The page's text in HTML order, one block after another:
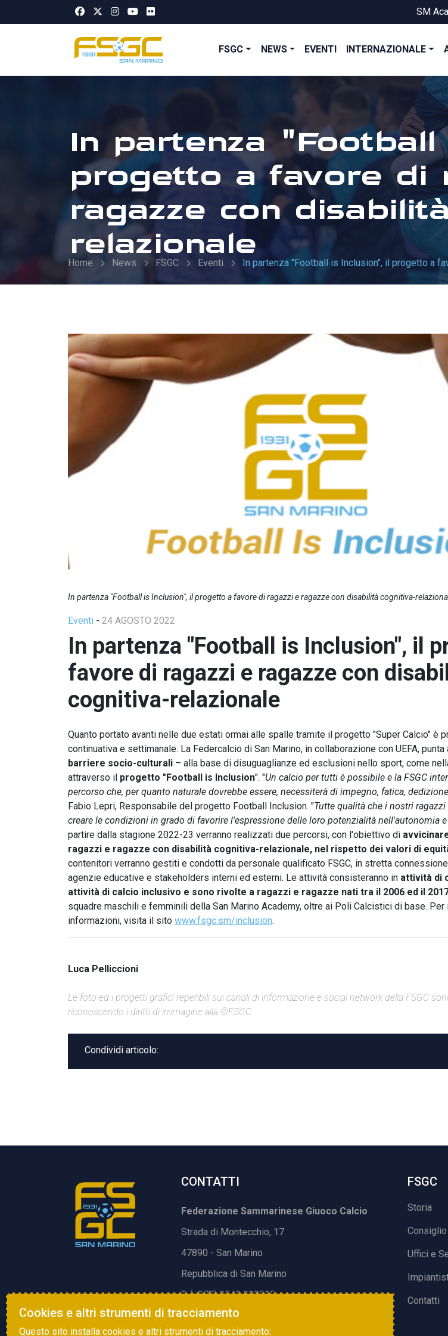
SM
FSGC NEWS EVENTI INTERNAZIONALE
In partenza "Football
progetto a favore di
ragazze con
relazionale
Home News FSGC Eventi In partenza "Football is Inclusion", il progetto a
In partenza "Football is Inclusion", il progetto a favore di ragazzi e ragazze con disabilità cognitiva-
Eventi - 24 AGOSTO 2022
In partenza "Football is Inclusion", il
favore di ragazzi e ragazze con
cognitiva-relazionale
Quanto portato avanti nelle due estati ormai alle spalle tramite il progetto "Super Calcio" è
continuativa e settimanale. La Federcalcio di San Marino, in collaborazione con UEFA, punta
barriere socio-culturali – alla base di disuguaglianze ed esclusioni nello sport, come
attraverso il progetto "Football is Inclusion". "Un calcio per tutti è possibile e la FSGC
percorso che, per quanto naturale dovrebbe essere, necessiterà di impegno, fatica,
Fabio Lepri, Responsabile del progetto Football Inclusion. "Tutte qualità che i nostri
creare le condizioni in grado di favorire l'espressione delle loro potenzialità nell'autonomia
partire dalla stagione 2022-23 verranno realizzati due percorsi, con l'obiettivo di
ragazzi e ragazze con disabilità cognitiva-relazionale, nel rispetto dei valori di
contenitori verranno gestiti e condotti da personale qualificato FSGC, in stretta
agenzie educative e stakeholders interni ed esterni. Le attività consisteranno in attività di
attività di calcio inclusivo e sono rivolte a ragazzi e ragazze nati tra il 2006 ed il
squadre maschili e femminili della San Marino Academy, oltre ai Poli Calcistici di base.
informazioni, visita il sito www.fsgc.sm/inclusion.
Luca Pelliccioni
Le foto ed i progetti grafici reperibili sui canali di informazione e social network della FSGC
riconoscendo i diritti di immagine alla ©FSGC
Condividi articolo:
CONTATTI
Federazione Sammarinese Giuoco Calcio
Strada di Montecchio, 17
47890 - San Marino
Repubblica di San Marino
T. (+378) 0549 990515
E.info@fsgc.sm
FSGC
Storia
Uffici e
Contatti
Cookies e altri strumenti di tracciamento
Questo sito installa cookies e altri strumenti di tracciamento: